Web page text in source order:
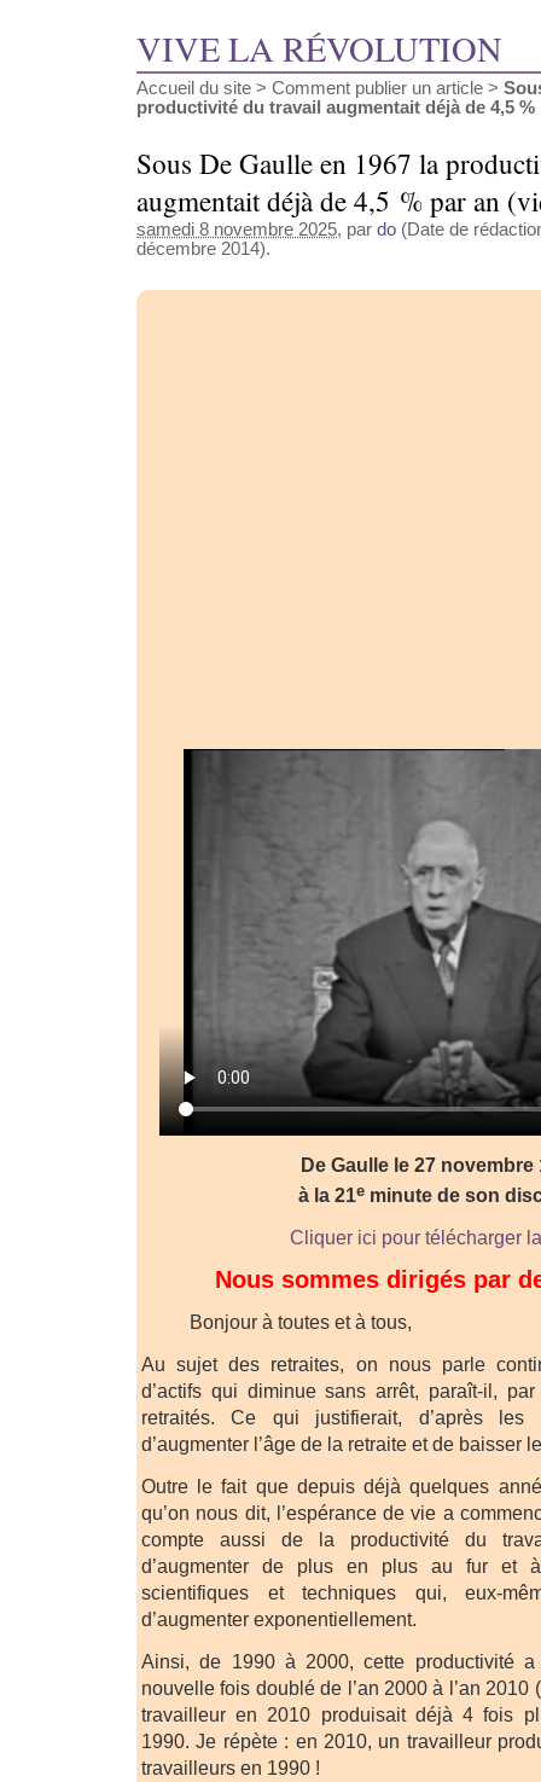
VIVE LA RÉVOLUTION
Accueil du site > Comment publier un article >
productivité du travail augmentait déjà de 4,5 %
Sous De Gaulle en 1967 la
augmentait déjà de 4,5 % par an
samedi 8 novembre 2025, par do (Date de
décembre 2014).
De Gaulle le 27 novembre
à la 21eminute de son
Cliquer ici pour télécharger
Nous sommes dirigés par
Bonjour à toutes et à tous,
Au sujet des retraites, on nous parle
d’actifs qui diminue sans arrêt, paraît-il,
retraités. Ce qui justifierait, d’après les
d’augmenter l’âge de la retraite et de baisser
Outre le fait que depuis déjà quelques
qu’on nous dit, l’espérance de vie a
compte aussi de la productivité du
d’augmenter de plus en plus au fur et
scientifiques et techniques qui, eux-
d’augmenter exponentiellement.
Ainsi, de 1990 à 2000, cette productivité
nouvelle fois doublé de l’an 2000 à l’an 2010
travailleur en 2010 produisait déjà 4 fois
1990. Je répète : en 2010, un travailleur
travailleurs en 1990 !